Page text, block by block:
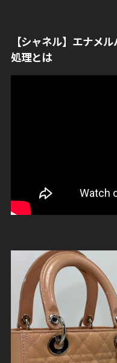
【シャネル】エナメ
処理とは